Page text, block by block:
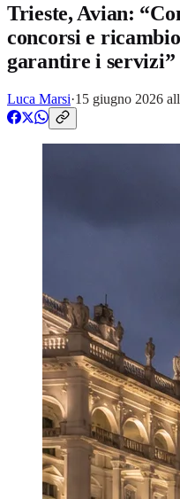
Trieste, Avian:
concorsi e
garantire i
Luca Marsi·15 giugno 2026